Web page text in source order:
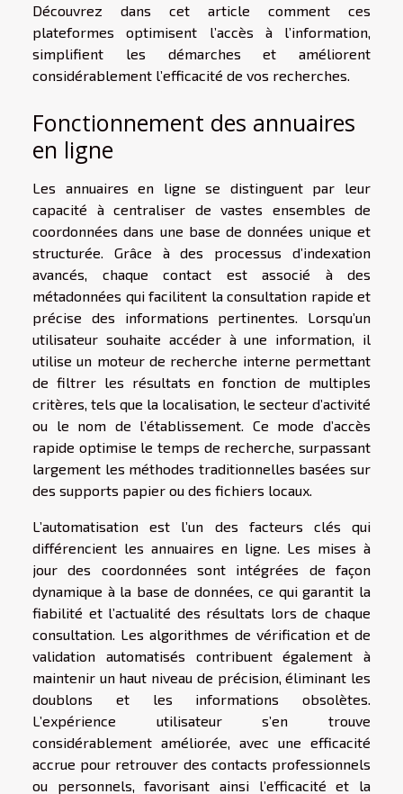
Découvrez dans cet article comment ces
plateformes optimisent l’accès à l’information,
simplifient les démarches et améliorent
considérablement l’efficacité de vos recherches.
Fonctionnement des annuaires
en ligne
Les annuaires en ligne se distinguent par leur
capacité à centraliser de vastes ensembles de
coordonnées dans une base de données unique et
structurée. Grâce à des processus d’indexation
avancés, chaque contact est associé à des
métadonnées qui facilitent la consultation rapide et
précise des informations pertinentes. Lorsqu’un
utilisateur souhaite accéder à une information, il
utilise un moteur de recherche interne permettant
de filtrer les résultats en fonction de multiples
critères, tels que la localisation, le secteur d’activité
ou le nom de l’établissement. Ce mode d’accès
rapide optimise le temps de recherche, surpassant
largement les méthodes traditionnelles basées sur
des supports papier ou des fichiers locaux.
L’automatisation est l’un des facteurs clés qui
différencient les annuaires en ligne. Les mises à
jour des coordonnées sont intégrées de façon
dynamique à la base de données, ce qui garantit la
fiabilité et l’actualité des résultats lors de chaque
consultation. Les algorithmes de vérification et de
validation automatisés contribuent également à
maintenir un haut niveau de précision, éliminant les
doublons et les informations obsolètes.
L’expérience utilisateur s’en trouve
considérablement améliorée, avec une efficacité
accrue pour retrouver des contacts professionnels
ou personnels, favorisant ainsi l’efficacité et la